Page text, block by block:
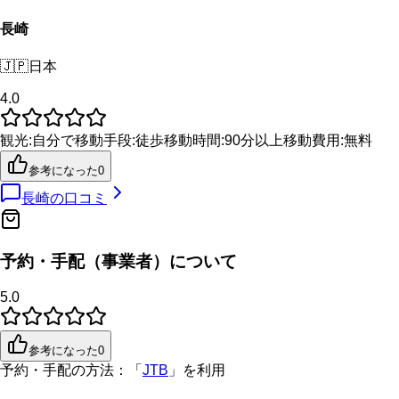
長崎
🇯🇵日本
4.0
観光:自分で移動手段:徒歩移動時間:90分以上移動費用 :無料
参考になった0
長崎の口コミ
予約・手配（事業者）について
5.0
参考になった0
予約・手配の方法： 「 JTB 」を利用